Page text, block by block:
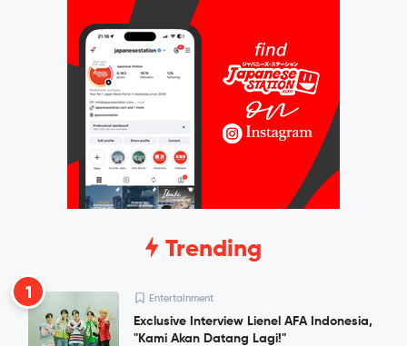
Trending
1 Entertainment
Exclusive Interview Lienel AFA Indonesia,
"Kami Akan Datang Lagi!"